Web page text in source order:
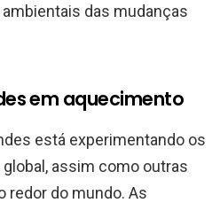
das mudanças
em aquecimento
está experimentando os
assim como outras
redor do mundo. As